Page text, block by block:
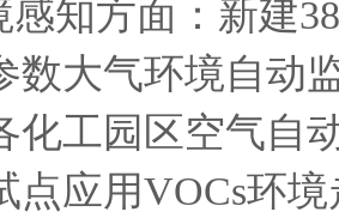
感知方面：新建38
数大气环境自动
化工园区空气自
点应用VOCs环境